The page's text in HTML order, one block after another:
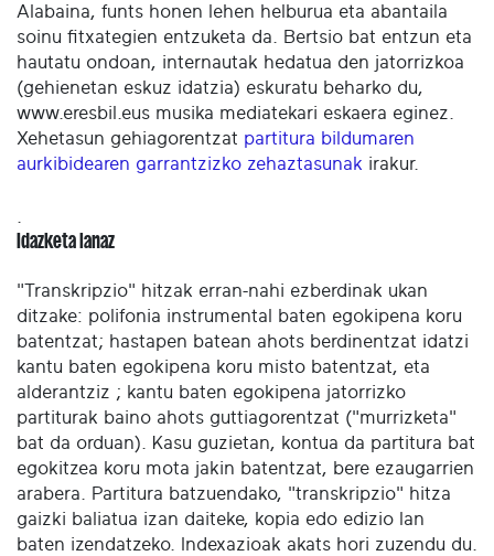
Alabaina, funts honen lehen helburua eta abantaila
soinu fitxategien entzuketa da. Bertsio bat entzun eta
hautatu ondoan, internautak hedatua den jatorrizkoa
(gehienetan eskuz idatzia) eskuratu beharko du,
www.eresbil.eus musika mediatekari eskaera eginez.
Xehetasun gehiagorentzat partitura bildumaren
aurkibidearen garrantzizko zehaztasunak irakur.
Idazketa lanaz
"Transkripzio" hitzak erran-nahi ezberdinak ukan
ditzake: polifonia instrumental baten egokipena koru
batentzat; hastapen batean ahots berdinentzat idatzi
kantu baten egokipena koru misto batentzat, eta
alderantziz ; kantu baten egokipena jatorrizko
partiturak baino ahots guttiagorentzat ("murrizketa"
bat da orduan). Kasu guzietan, kontua da partitura bat
egokitzea koru mota jakin batentzat, bere ezaugarrien
arabera. Partitura batzuendako, "transkripzio" hitza
gaizki baliatua izan daiteke, kopia edo edizio lan
baten izendatzeko. Indexazioak akats hori zuzendu du.